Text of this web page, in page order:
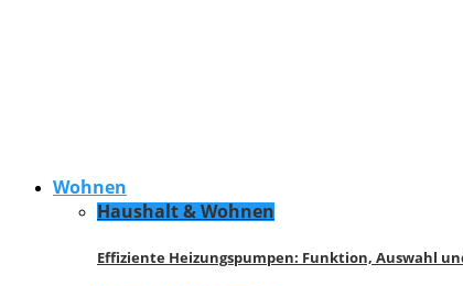
Wohnen
Haushalt & Wohnen
Effiziente Heizungspumpen: Funktion, Auswahl